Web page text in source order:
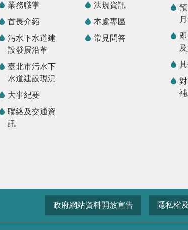
業務職掌
首長介紹
污水下水道建
設發展沿革
臺北市污水下
水道建設現況
大事紀要
聯絡及交通資
訊
法規資訊
本處專區
常見問答
政府網站資料開放宣告 隱私權